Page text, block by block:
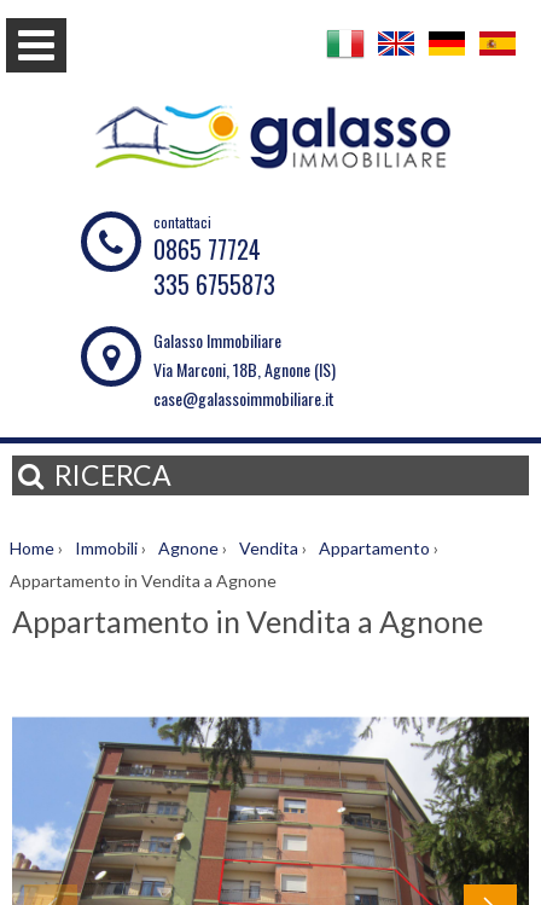
contattaci
0865 77724
335 6755873
Galasso Immobiliare
Via Marconi, 18B, Agnone (IS)
case@galassoimmobiliare.it
RICERCA
Home› Immobili› Agnone› Vendita › Appartamento ›
Appartamento in Vendita a Agnone
Appartamento in Vendita a Agnone